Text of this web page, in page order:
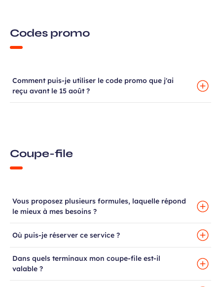
Codes promo
Comment puis-je utiliser le code promo que j'ai
reçu avant le 15 août ?
Coupe-file
Vous proposez plusieurs formules, laquelle répond
le mieux à mes besoins ?
Où puis-je réserver ce service ?
Dans quels terminaux mon coupe-file est-il
valable ?
et j’accepte que mes données
dans le cadre de
l’Aéroport de Bordeaux.
Champ
la newsletter